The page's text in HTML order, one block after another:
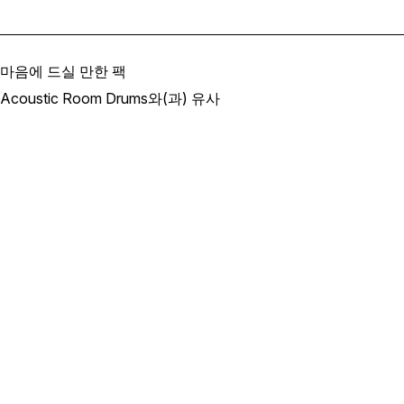
마음에 드실 만한 팩
Acoustic Room Drums와(과) 유사